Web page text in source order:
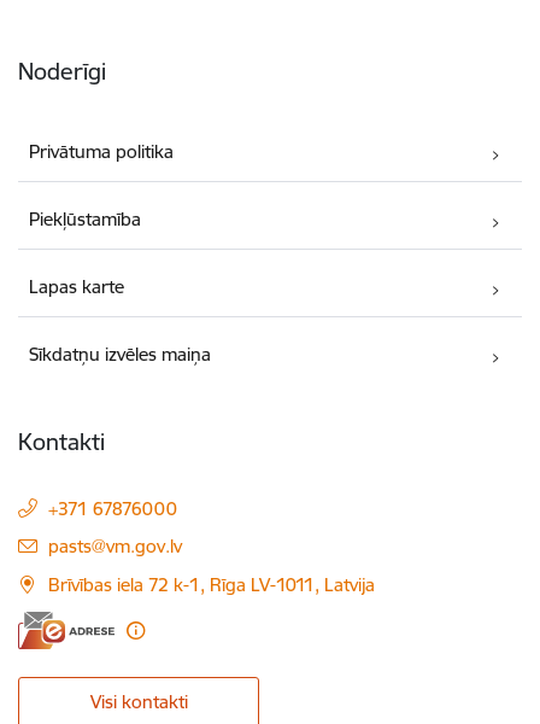
Noderīgi
Privātuma politika
Piekļūstamība
Lapas karte
Sīkdatņu izvēles maiņa
Kontakti
+371 67876000
E-pasts:
pasts@vm.gov.lv
Brīvības iela 72 k-1, Rīga LV-1011, Latvija
Visi kontakti